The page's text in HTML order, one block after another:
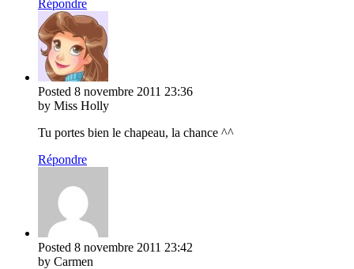
Répondre
Posted 8 novembre 2011 23:36
by Miss Holly
Tu portes bien le chapeau, la chance ^^
Répondre
Posted 8 novembre 2011 23:42
by Carmen